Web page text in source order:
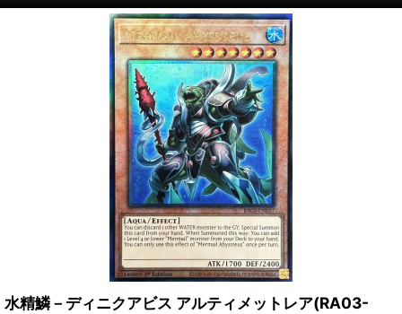
水精鱗－ディニクアビス アルティメットレア(RA03-